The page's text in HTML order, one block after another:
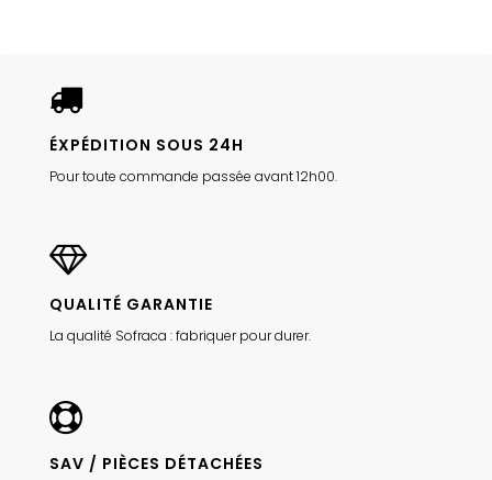
ÉXPÉDITION SOUS 24H
Pour toute commande passée avant 12h00.
QUALITÉ GARANTIE
La qualité Sofraca : fabriquer pour durer.
SAV / PIÈCES DÉTACHÉES